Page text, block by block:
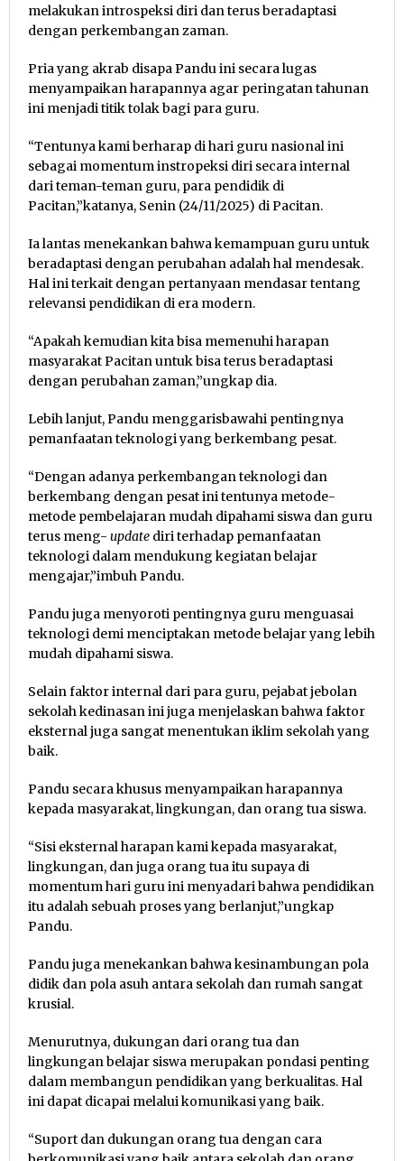
melakukan introspeksi diri dan terus beradaptasi
dengan perkembangan zaman.
Pria yang akrab disapa Pandu ini secara lugas
menyampaikan harapannya agar peringatan tahunan
ini menjadi titik tolak bagi para guru.
“Tentunya kami berharap di hari guru nasional ini
sebagai momentum instropeksi diri secara internal
dari teman-teman guru, para pendidik di
Pacitan,”katanya, Senin (24/11/2025) di Pacitan.
Ia lantas menekankan bahwa kemampuan guru untuk
beradaptasi dengan perubahan adalah hal mendesak.
Hal ini terkait dengan pertanyaan mendasar tentang
relevansi pendidikan di era modern.
“Apakah kemudian kita bisa memenuhi harapan
masyarakat Pacitan untuk bisa terus beradaptasi
dengan perubahan zaman,”ungkap dia.
Lebih lanjut, Pandu menggarisbawahi pentingnya
pemanfaatan teknologi yang berkembang pesat.
“Dengan adanya perkembangan teknologi dan
berkembang dengan pesat ini tentunya metode-
metode pembelajaran mudah dipahami siswa dan guru
terus meng- update diri terhadap pemanfaatan
teknologi dalam mendukung kegiatan belajar
mengajar,”imbuh Pandu.
Pandu juga menyoroti pentingnya guru menguasai
teknologi demi menciptakan metode belajar yang lebih
mudah dipahami siswa.
Selain faktor internal dari para guru, pejabat jebolan
sekolah kedinasan ini juga menjelaskan bahwa faktor
eksternal juga sangat menentukan iklim sekolah yang
baik.
Pandu secara khusus menyampaikan harapannya
kepada masyarakat, lingkungan, dan orang tua siswa.
“Sisi eksternal harapan kami kepada masyarakat,
lingkungan, dan juga orang tua itu supaya di
momentum hari guru ini menyadari bahwa pendidikan
itu adalah sebuah proses yang berlanjut,”ungkap
Pandu.
Pandu juga menekankan bahwa kesinambungan pola
didik dan pola asuh antara sekolah dan rumah sangat
krusial.
Menurutnya, dukungan dari orang tua dan
lingkungan belajar siswa merupakan pondasi penting
dalam membangun pendidikan yang berkualitas. Hal
ini dapat dicapai melalui komunikasi yang baik.
“Suport dan dukungan orang tua dengan cara